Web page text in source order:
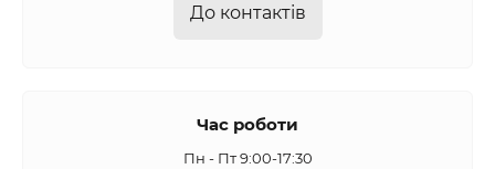
До контактів
Час роботи
Пн - Пт 9:00-17:30